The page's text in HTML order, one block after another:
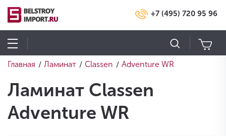
+7 (495) 720 95 96
Главная / Ламинат / Classen / Adventure WR
Ламинат Classen
Adventure WR